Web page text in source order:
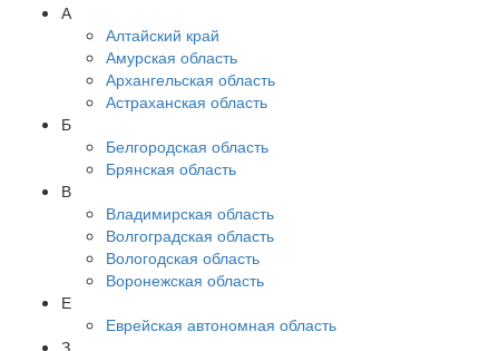
А
Алтайский край
Амурская область
Архангельская область
Астраханская область
Б
Белгородская область
Брянская область
В
Владимирская область
Волгоградская область
Вологодская область
Воронежская область
Е
Еврейская автономная область
З